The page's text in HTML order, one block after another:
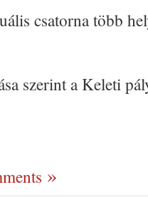
csatorna több
szerint a Keleti